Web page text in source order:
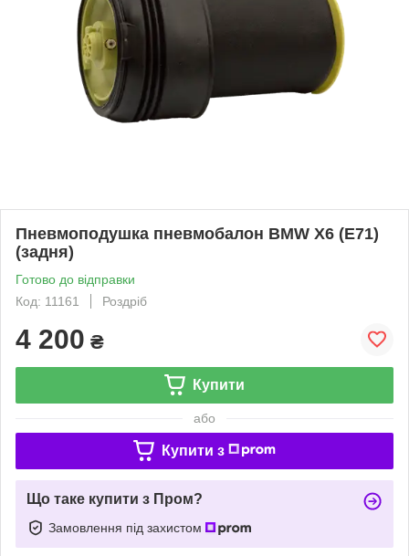
Пневмоподушка пневмобалон BMW X6 (E71)
(задня)
Готово до відправки
Код: 11161
Роздріб
4 200 ₴
Купити
або
Купити з
Що таке купити з Пром?
Замовлення під захистом